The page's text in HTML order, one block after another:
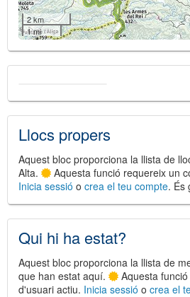
2 km
1 mi
Llocs propers
Aquest bloc proporciona la llista de
Alta.
Aquesta funció requereix un
Inicia sessió o crea el teu compte. És
Qui hi ha estat?
Aquest bloc proporciona la llista de
que han estat aquí.
Aquesta
d'usuari actiu. Inicia sessió o crea el